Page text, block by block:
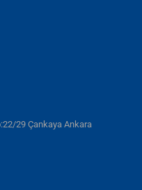
29 Çankaya Ankara